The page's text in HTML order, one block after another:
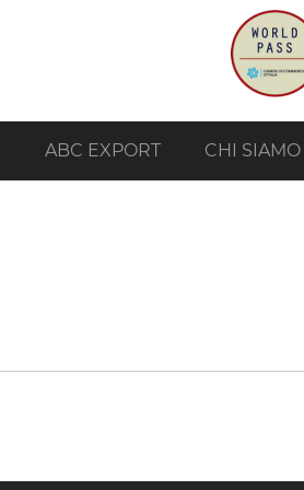
ABC EXPORT CHI SIAMO